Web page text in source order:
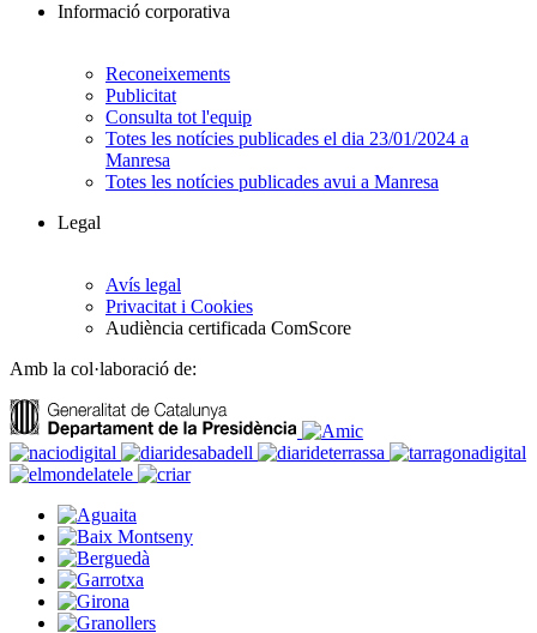
Informació corporativa
Reconeixements
Publicitat
Consulta tot l'equip
Totes les notícies publicades el dia 23/01/2024 a
Manresa
Totes les notícies publicades avui a Manresa
Legal
Avís legal
Privacitat i Cookies
Audiència certificada ComScore
Amb la col·laboració de: